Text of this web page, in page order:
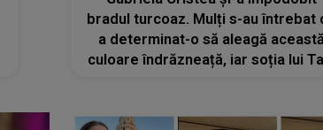
bradul turcoaz. Mulți s-au întrebat
a determinat-o să aleagă
culoare îndrăzneață, iar soția lui
întâmplatoare, ci atent gândită: